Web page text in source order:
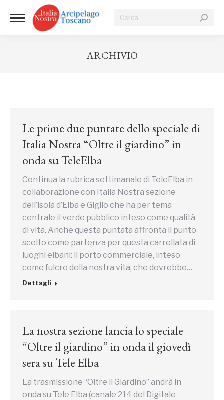
Cerca:
ARCHIVIO
Le prime due puntate dello speciale di
Italia Nostra “Oltre il giardino” in
onda su TeleElba
Continua la rubrica settimanale di TeleElba in
collaborazione con Italia Nostra sezione
dell’isola d’Elba e Giglio che ha per tema
centrale il verde pubblico inteso come qualità
di vita. Anche questa puntata affronta il punto
scelto come partenza per questa carrellata di
luoghi elbani: il porto commerciale, inteso
come fulcro della nostra vita, che dovrebbe…
Dettagli
La nostra sezione lancia lo speciale
“Oltre il giardino” in onda il giovedì
sera su Tele Elba
La trasmissione “Oltre il Giardino” andrà in
onda su Tele Elba (canale 214 del Digitale